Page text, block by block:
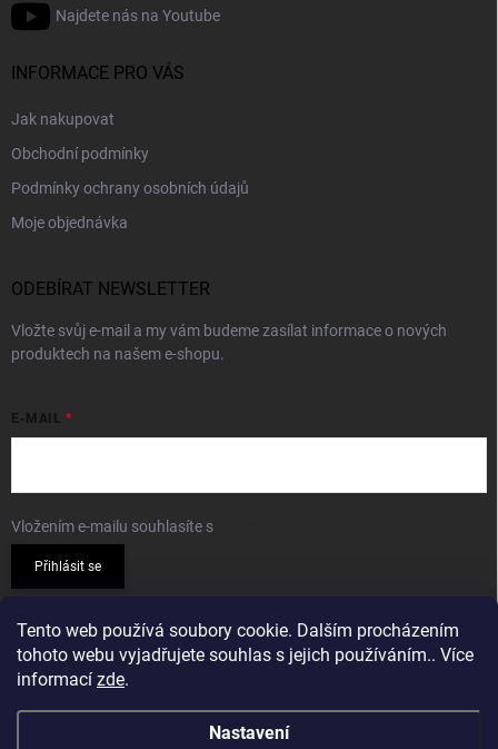
Tento web používá soubory cookie. Dalším procházením
tohoto webu vyjadřujete souhlas s jejich používáním.. Více
informací zde.
Nastavení
Najdete nás na Youtube
INFORMACE PRO VÁS
Jak nakupovat
Obchodní podmínky
Podmínky ochrany osobních údajů
Moje objednávka
ODEBÍRAT NEWSLETTER
Vložte svůj e-mail a my vám budeme zasílat informace o nových
produktech na našem e-shopu.
E-MAIL
Vložením e-mailu souhlasíte s
Přihlásit se
PŘIJÍMÁME ONLINE PLATBY